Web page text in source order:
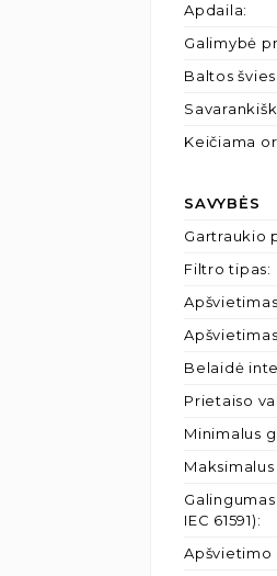
Apdaila:
Galimybė
Baltos
Keičiama
SAVYBĖS
Gartraukio
Filtro tipas:
Apšvietimas
Apšvietimas
Belaidė
Prietaiso
Minimalus
Maksimalus
IEC 61591):
Apšvietimo